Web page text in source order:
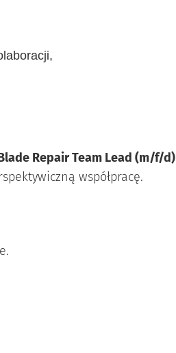
Repair Team Lead (m/f/d)
współpracę.